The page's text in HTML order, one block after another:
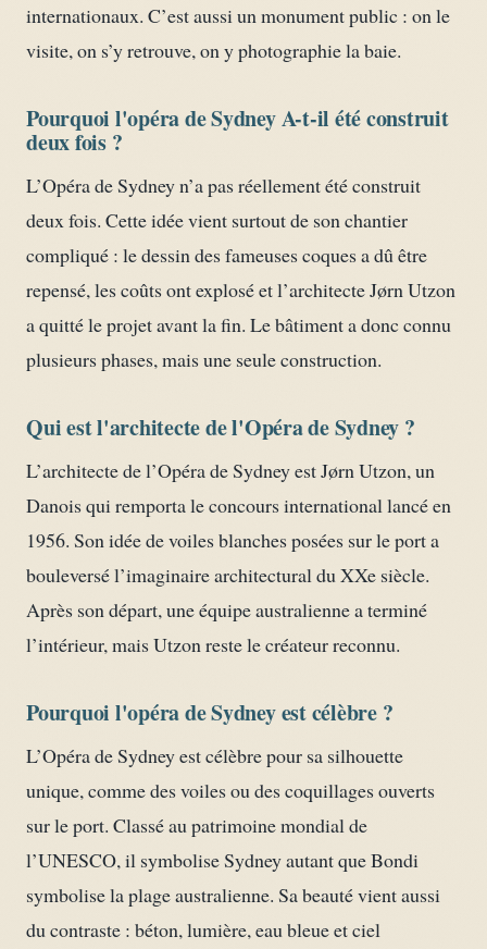
internationaux. C’est aussi un monument public : on le
visite, on s’y retrouve, on y photographie la baie.
Pourquoi l'opéra de Sydney A-t-il été construit
deux fois ?
L’Opéra de Sydney n’a pas réellement été construit
deux fois. Cette idée vient surtout de son chantier
compliqué : le dessin des fameuses coques a dû être
repensé, les coûts ont explosé et l’architecte Jørn Utzon
a quitté le projet avant la fin. Le bâtiment a donc connu
plusieurs phases, mais une seule construction.
Qui est l'architecte de l'Opéra de Sydney ?
L’architecte de l’Opéra de Sydney est Jørn Utzon, un
Danois qui remporta le concours international lancé en
1956. Son idée de voiles blanches posées sur le port a
bouleversé l’imaginaire architectural du XXe siècle.
Après son départ, une équipe australienne a terminé
l’intérieur, mais Utzon reste le créateur reconnu.
Pourquoi l'opéra de Sydney est célèbre ?
L’Opéra de Sydney est célèbre pour sa silhouette
unique, comme des voiles ou des coquillages ouverts
sur le port. Classé au patrimoine mondial de
l’UNESCO, il symbolise Sydney autant que Bondi
symbolise la plage australienne. Sa beauté vient aussi
du contraste : béton, lumière, eau bleue et ciel